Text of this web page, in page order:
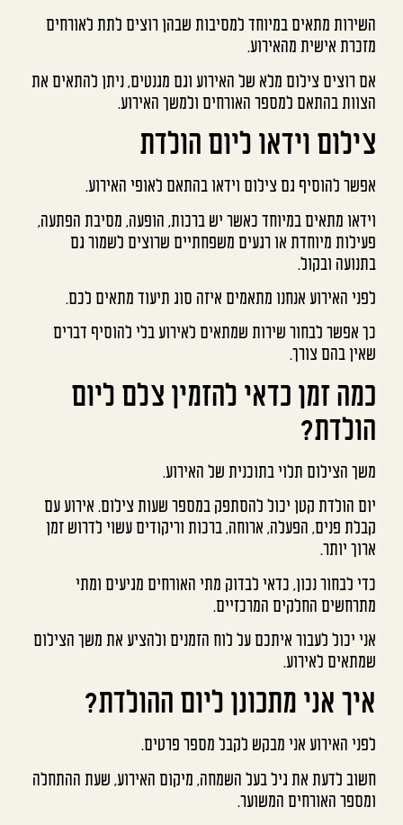
השירות מתאים במיוחד למסיבות שבהן רוצים לתת לאורחים
מזכרת אישית מהאירוע.
אם רוצים צילום מלא של האירוע וגם מגנטים, ניתן להתאים את
הצוות בהתאם למספר האורחים ולמשך האירוע.
צילום וידאו ליום הולדת
אפשר להוסיף גם צילום וידאו בהתאם לאופי האירוע.
וידאו מתאים במיוחד כאשר יש ברכות, הופעה, מסיבת הפתעה,
פעילות מיוחדת או רגעים משפחתיים שרוצים לשמור גם
בתנועה ובקול.
לפני האירוע אנחנו מתאמים איזה סוג תיעוד מתאים לכם.
כך אפשר לבחור שירות שמתאים לאירוע בלי להוסיף דברים
שאין בהם צורך.
כמה זמן כדאי להזמין צלם ליום
הולדת?
משך הצילום תלוי בתוכנית של האירוע.
יום הולדת קטן יכול להסתפק במספר שעות צילום. אירוע עם
קבלת פנים, הפעלה, ארוחה, ברכות וריקודים עשוי לדרוש זמן
ארוך יותר.
כדי לבחור נכון, כדאי לבדוק מתי האורחים מגיעים ומתי
מתרחשים החלקים המרכזיים.
אני יכול לעבור איתכם על לוח הזמנים ולהציע את משך הצילום
שמתאים לאירוע.
איך אני מתכונן ליום ההולדת?
לפני האירוע אני מבקש לקבל מספר פרטים.
חשוב לדעת את גיל בעל השמחה, מיקום האירוע, שעת ההתחלה
ומספר האורחים המשוער.